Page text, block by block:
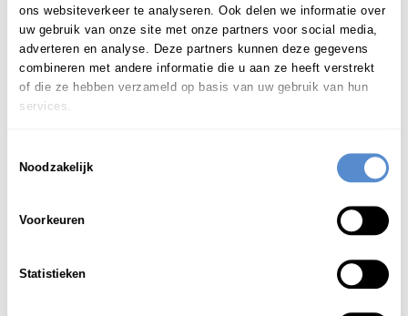
ons websiteverkeer te analyseren. Ook delen we informatie over
uw gebruik van onze site met onze partners voor social media,
adverteren en analyse. Deze partners kunnen deze gegevens
combineren met andere informatie die u aan ze heeft verstrekt
of die ze hebben verzameld op basis van uw gebruik van hun
services.
Noodzakelijk
Voorkeuren
Statistieken
Login om te bewerken ...
手書き
iemand met een mooi handschrift; een